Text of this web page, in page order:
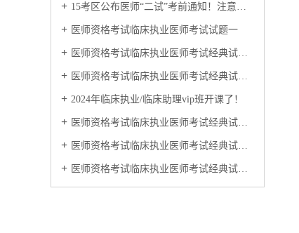
15考区公布医师“二试”考前通知！注意各地准考证打印时间不同！
医师资格考试临床执业医师考试试题一
医师资格考试临床执业医师考试经典试题汇总四：进食和睡眠障碍习题
医师资格考试临床执业医师考试经典试题汇总八：神经症状及分离（转换）性障碍恐惧等习题
2024年临床执业/临床助理vip班开课了！
医师资格考试临床执业医师考试经典试题汇总十二：神经症状及分离（转换）性障碍恐惧等习题
医师资格考试临床执业医师考试经典试题汇总五：进食和睡眠障碍习题
医师资格考试临床执业医师考试经典试题汇总十：神经症状及分离（转换）性障碍恐惧等习题